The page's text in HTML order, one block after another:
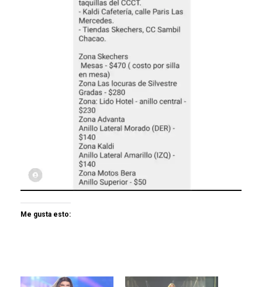
Me gusta esto: